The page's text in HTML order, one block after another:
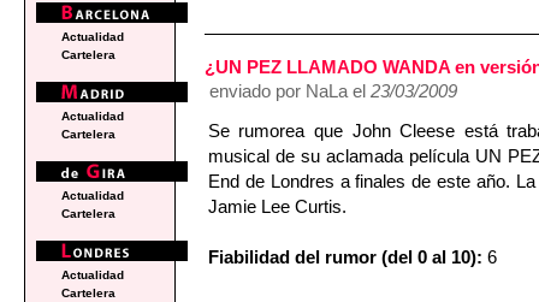
¿UN PEZ LLAMADO WANDA en
enviado por NaLa el 23/03/2009
Se rumorea que John Cleese está
musical de su aclamada película UN
End de Londres a finales de este año.
Jamie Lee Curtis.
Fiabilidad del rumor (del 0 al 10): 6
Actualidad
Cartelera
Actualidad
Cartelera
Actualidad
Cartelera
Actualidad
Cartelera